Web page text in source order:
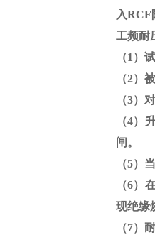
入RCF
工频耐
（1 ）
（2）
（3）
（4）
闸。
（5）
（6）
现绝缘
（7）